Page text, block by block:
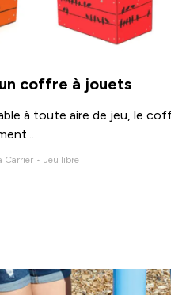
coffre à jouets
à toute aire de jeu, le
Carrier • Jeu libre